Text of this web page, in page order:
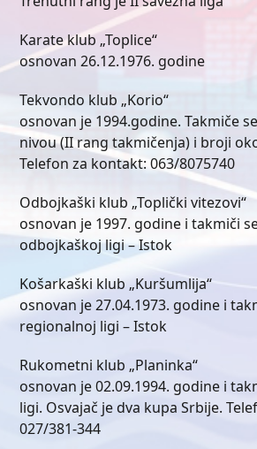
Karate klub „Toplice“
osnovan 26.12.1976. godine
Tekvondo klub „Korio“
osnovan je 1994.godine. Takmiče
nivou (II rang takmičenja) i broji
Telefon za kontakt: 063/8075740
Odbojkaški klub „Toplički vitezovi“
osnovan je 1997. godine i takmiči
odbojkaškoj ligi – Istok
Košarkaški klub „Kuršumlija“
osnovan je 27.04.1973. godine i
regionalnoj ligi – Istok
Rukometni klub „Planinka“
osnovan je 02.09.1994. godine i
ligi. Osvajač je dva kupa Srbije.
027/381-344